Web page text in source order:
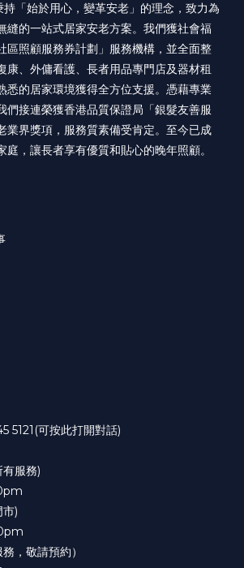
「始於用心，變革安老」的理念，致力為
縫的一站式居家安老方案。我們獲社會福
區照顧服務券計劃」服務機構，並全面整
康、外傭看護、長者用品專門店及器材租
悉的居家環境獲得全方位支援。憑藉專業
們接連榮獲香港品質保證局「銀髮友善服
業界獎項，服務質素備受肯定。至今已成
庭，讓長者享有優質和貼心的晚年照顧。
5121(可按此打開對話)
服務)
)
，敬請預約）